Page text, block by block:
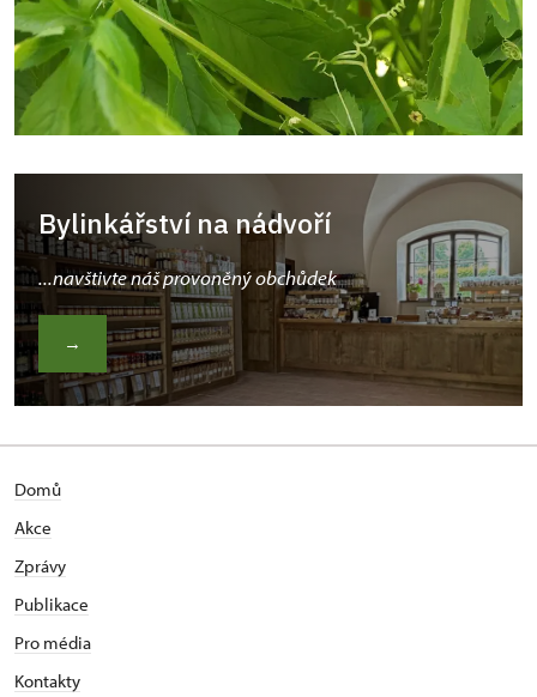
Bylinkářství na nádvoří
...navštivte náš provoněný obchůdek
→
Domů
Akce
Zprávy
Publikace
Pro média
Kontakty